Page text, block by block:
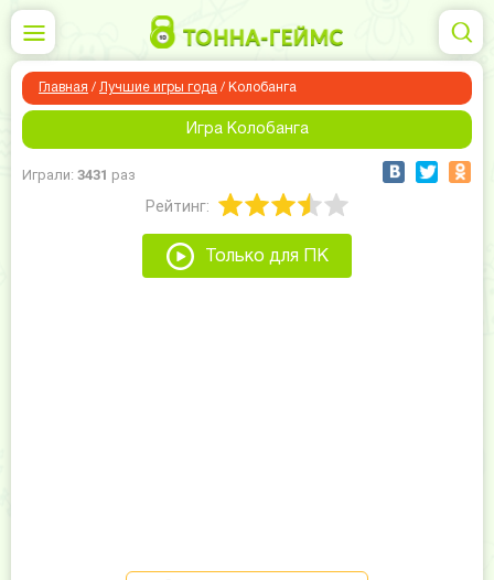
Главная / Лучшие игры года / Колобанга
Игра Колобанга
Играли: 3431 раз
Рейтинг:
Только для ПК